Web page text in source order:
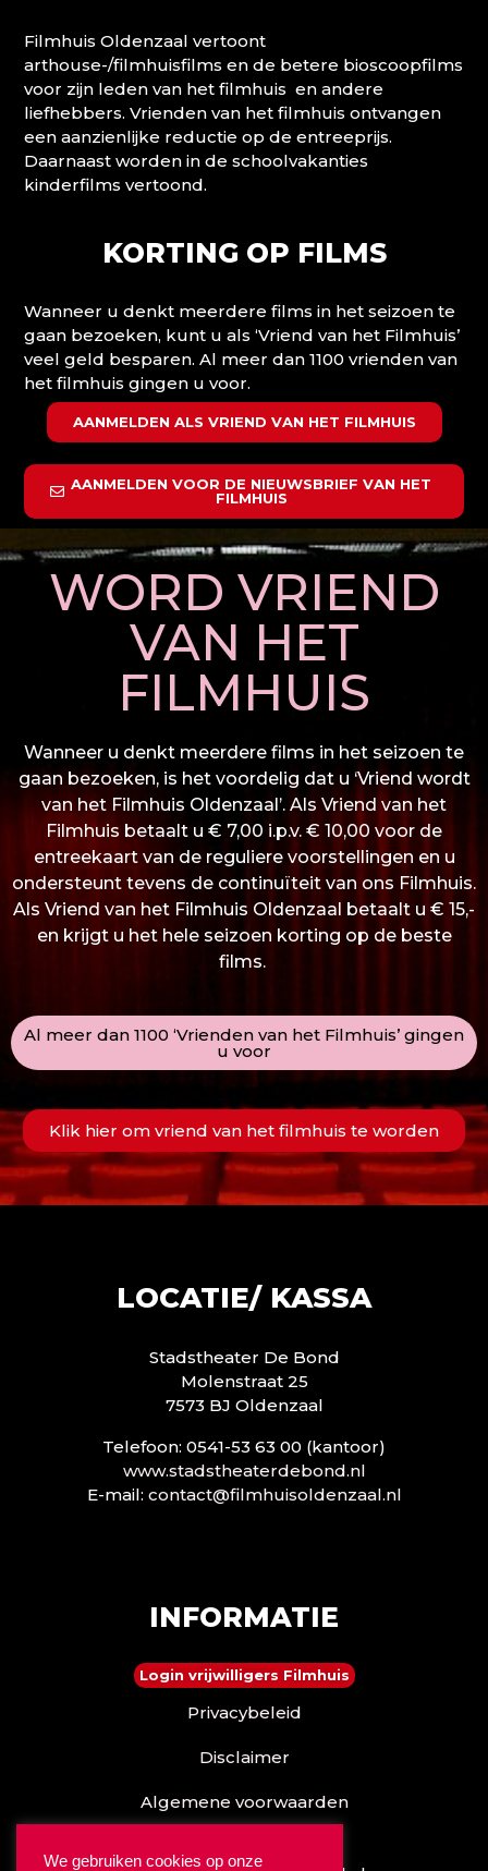
Filmhuis Oldenzaal vertoont
arthouse-/filmhuisfilms en de betere bioscoopfilms
voor zijn leden van het filmhuis en andere
liefhebbers. Vrienden van het filmhuis ontvangen
een aanzienlijke reductie op de entreeprijs.
Daarnaast worden in de schoolvakanties
kinderfilms vertoond.
KORTING OP FILMS
Wanneer u denkt meerdere films in het seizoen te
gaan bezoeken, kunt u als ‘Vriend van het Filmhuis’
veel geld besparen. Al meer dan 1100 vrienden van
het filmhuis gingen u voor.
AANMELDEN ALS VRIEND VAN HET FILMHUIS
AANMELDEN VOOR DE NIEUWSBRIEF VAN HET
FILMHUIS
WORD VRIEND
VAN HET
FILMHUIS
Wanneer u denkt meerdere films in het seizoen te
gaan bezoeken, is het voordelig dat u ‘Vriend wordt
van het Filmhuis Oldenzaal’. Als Vriend van het
Filmhuis betaalt u € 7,00 i.p.v. € 10,00 voor de
entreekaart van de reguliere voorstellingen en u
ondersteunt tevens de continuïteit van ons Filmhuis.
Als Vriend van het Filmhuis Oldenzaal betaalt u € 15,-
en krijgt u het hele seizoen korting op de beste
films.
Al meer dan 1100 ‘Vrienden van het Filmhuis’ gingen
u voor
Klik hier om vriend van het filmhuis te worden
LOCATIE/ KASSA
Stadstheater De Bond
Molenstraat 25
7573 BJ Oldenzaal
Telefoon: 0541-53 63 00 (kantoor)
www.stadstheaterdebond.nl
E-mail: contact@filmhuisoldenzaal.nl
INFORMATIE
Login vrijwilligers Filmhuis
Privacybeleid
Disclaimer
Algemene voorwaarden
We gebruiken cookies op onze